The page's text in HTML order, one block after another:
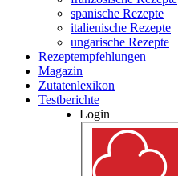
spanische Rezepte
italienische Rezepte
ungarische Rezepte
Rezeptempfehlungen
Magazin
Zutatenlexikon
Testberichte
Login